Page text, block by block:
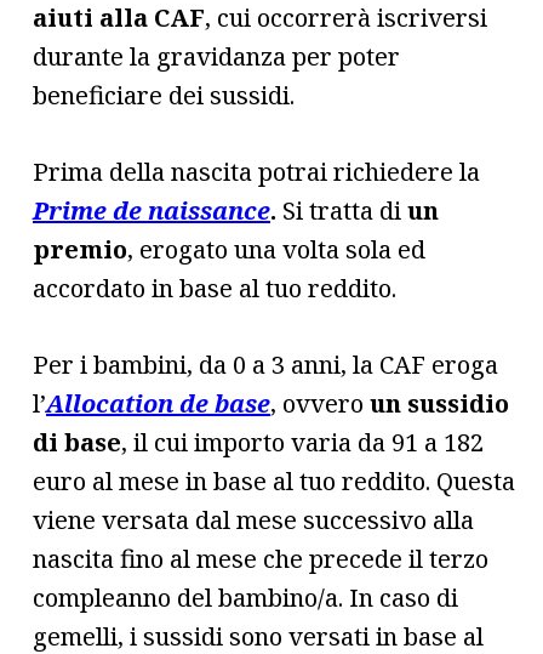
aiuti alla CAF, cui occorrerà iscriversi
durante la gravidanza per poter
beneficiare dei sussidi.
Prima della nascita potrai richiedere la
Prime de naissance. Si tratta diun
premio, erogato una volta sola ed
accordato in base al tuo reddito.
Per i bambini, da 0 a 3 anni, la CAF eroga
l’Allocation de base, ovvero un sussidio
di base, il cui importo varia da 91 a 182
euro al mese in base al tuo reddito. Questa
viene versata dal mese successivo alla
nascita fino al mese che precede il terzo
compleanno del bambino/a. In caso di
gemelli, i sussidi sono versati in base al